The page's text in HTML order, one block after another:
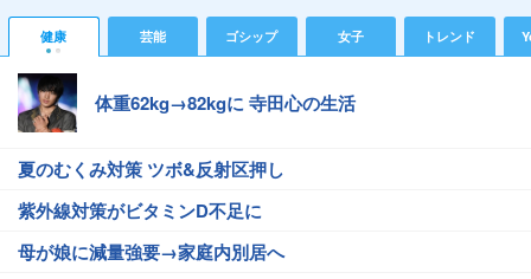
健康 芸能 ゴシップ 女子 トレンド
体重62kg→82kgに 寺田心の生活
夏のむくみ対策 ツボ&反射区押し
紫外線対策がビタミンD不足に
母が娘に減量強要→家庭内別居へ